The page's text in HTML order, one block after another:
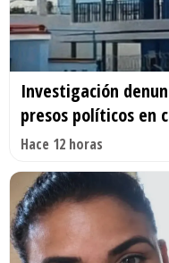
Investigación
presos políticos en
Hace 12 horas